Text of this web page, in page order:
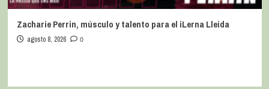
Zacharie Perrin, músculo y talento para el iLerna Lleida
agosto 8, 2026 0